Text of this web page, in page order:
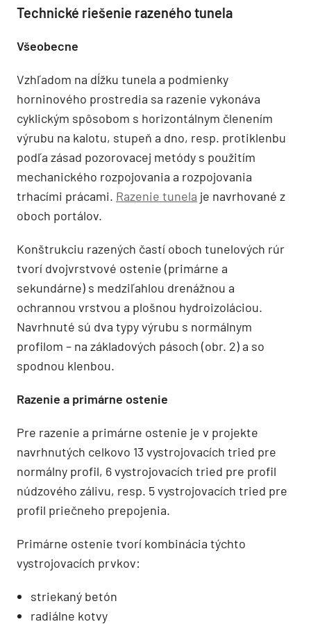
Technické riešenie razeného tunela
Všeobecne
Vzhľadom na dĺžku tunela a podmienky
horninového prostredia sa razenie vykonáva
cyklickým spôsobom s horizontálnym členením
výrubu na kalotu, stupeň a dno, resp. protiklenbu
podľa zásad pozorovacej metódy s použitím
mechanického rozpojovania a rozpojovania
trhacími prácami. Razenie tunela je navrhované z
oboch portálov.
Konštrukciu razených častí oboch tunelových rúr
tvorí dvojvrstvové ostenie (primárne a
sekundárne) s medziľahlou drenážnou a
ochrannou vrstvou a plošnou hydroizoláciou.
Navrhnuté sú dva typy výrubu s normálnym
profilom – na základových pásoch (obr. 2) a so
spodnou klenbou.
Razenie a primárne ostenie
Pre razenie a primárne ostenie je v projekte
navrhnutých celkovo 13 vystrojovacích tried pre
normálny profil, 6 vystrojovacích tried pre profil
núdzového zálivu, resp. 5 vystrojovacích tried pre
profil priečneho prepojenia.
Primárne ostenie tvorí kombinácia týchto
vystrojovacích prvkov:
striekaný betón
radiálne kotvy